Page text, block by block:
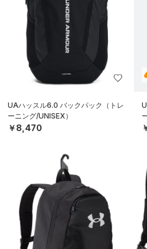
UAハッスル6.0 バックパック（トレ
ーニング/UNISEX）
￥8,470